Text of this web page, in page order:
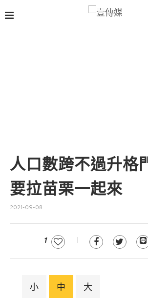
人口數跨不過升格
要拉苗栗一起來
2021-09-08
1
小 中 大